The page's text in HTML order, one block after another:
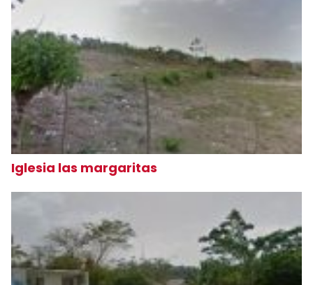
Iglesia las margaritas